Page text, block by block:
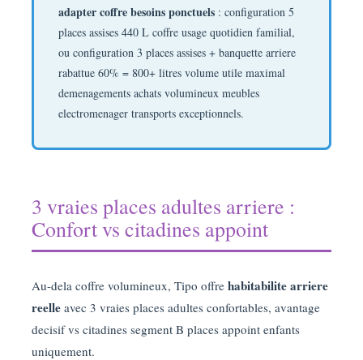
adapter coffre besoins ponctuels : configuration 5
places assises 440 L coffre usage quotidien familial,
ou configuration 3 places assises + banquette arriere
rabattue 60% = 800+ litres volume utile maximal
demenagements achats volumineux meubles
electromenager transports exceptionnels.
3 vraies places adultes arriere :
Confort vs citadines appoint
Au-dela coffre volumineux, Tipo offre habitabilite arriere
reelle avec 3 vraies places adultes confortables, avantage
decisif vs citadines segment B places appoint enfants
uniquement.